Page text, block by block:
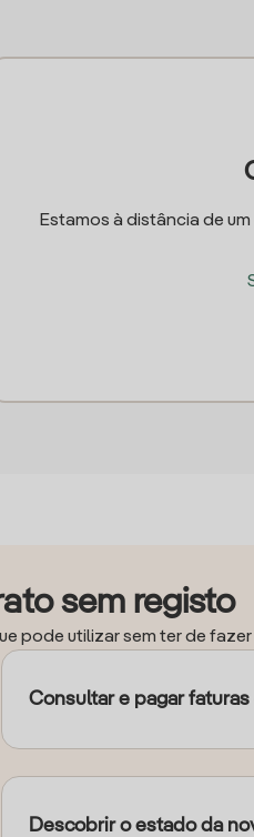
Estamos à distância de
sem registo
pode utilizar sem ter de fazer
Consultar e pagar faturas
Descobrir o estado da